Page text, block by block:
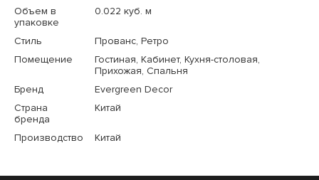
Объем в
упаковке
0.022 куб. м
Стиль
Прованс, Ретро
Помещение
Гостиная, Кабинет, Кухня-столовая,
Прихожая, Спальня
Бренд
Evergreen Decor
Страна
бренда
Китай
Производство Китай